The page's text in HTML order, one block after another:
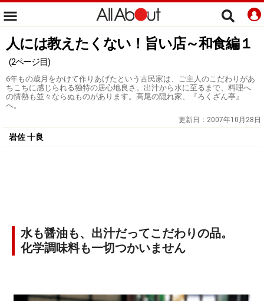
人には教えたくない！旨い店～和食編１
(2ページ目)
6年もの歳月をかけて作りあげたという古民家は、ご主人のこだわりがあ
ちこちに感じられる独特の居心地良さ。出汁から水に至るまで、料理へ
の情熱も並々ならぬものがあります。高尾の隠れ家、『ろくざん亭』
へ。
更新日： 2007年10月28日
岩佐 十良
水も醤油も、出汁だってこだわりの品。
化学調味料も一切つかいません